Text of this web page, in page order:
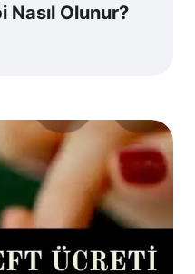
Nasıl Olunur?